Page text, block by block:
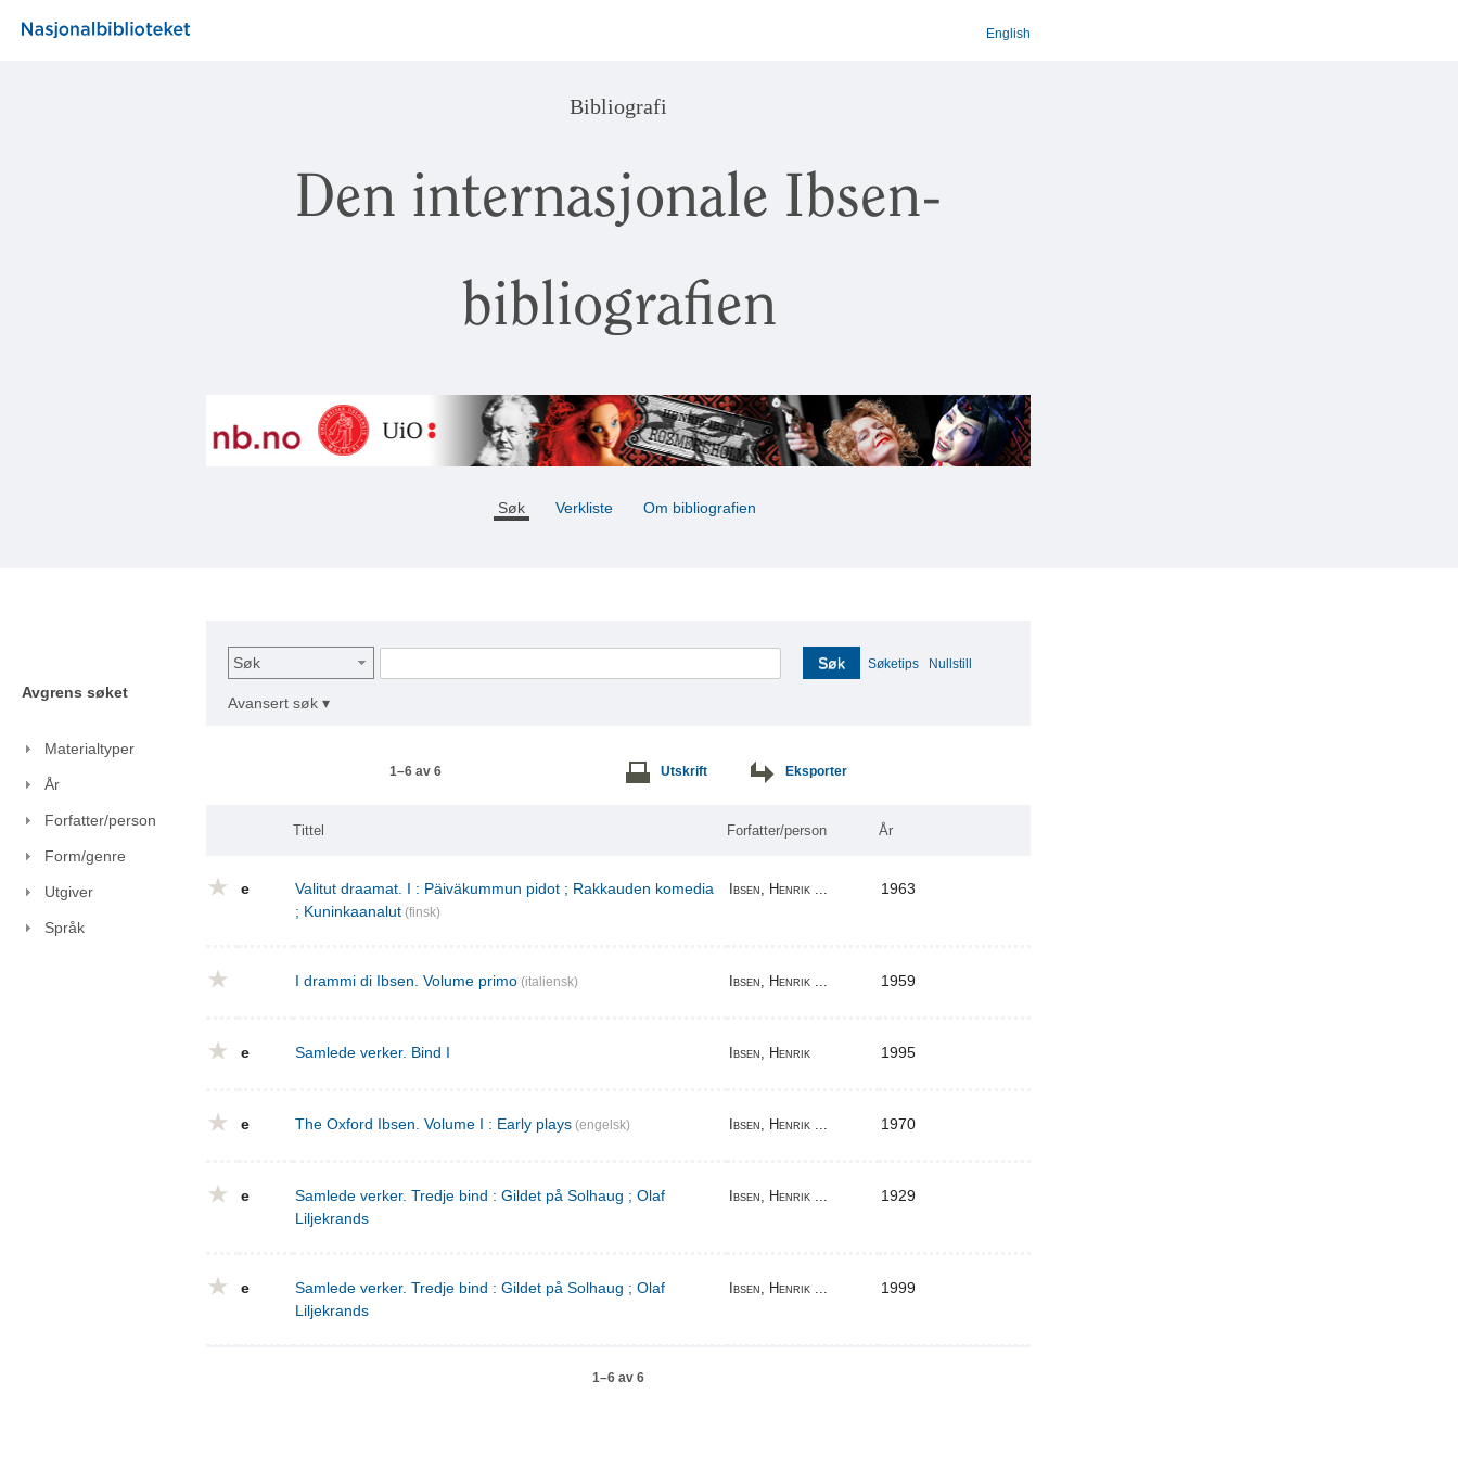
English
Bibliografi
Den internasjonale Ibsen-
bibliografien
Søk Verkliste Om bibliografien
Avgrens søket
Materialtyper
År
Forfatter/person
Form/genre
Utgiver
Språk
Søk Søk Søketips Nullstill
Avansert søk ▾
1–6 av 6 Utskrift Eksporter
Tittel Forfatter/person År
e
Valitut draamat. I : Päiväkummun pidot ; Rakkauden komedia
; Kuninkaanalut (finsk)
Ibsen, Henrik ... 1963
I drammi di Ibsen. Volume primo (italiensk) Ibsen, Henrik ... 1959
e Samlede verker. Bind I Ibsen, Henrik 1995
e The Oxford Ibsen. Volume I : Early plays (engelsk) Ibsen, Henrik ... 1970
e
Samlede verker. Tredje bind : Gildet på Solhaug ; Olaf
Liljekrands
Ibsen, Henrik ... 1929
e
Samlede verker. Tredje bind : Gildet på Solhaug ; Olaf
Liljekrands
Ibsen, Henrik ... 1999
1–6 av 6